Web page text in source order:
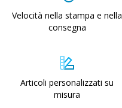
Velocità nella stampa e nella
consegna
Articoli personalizzati su
misura